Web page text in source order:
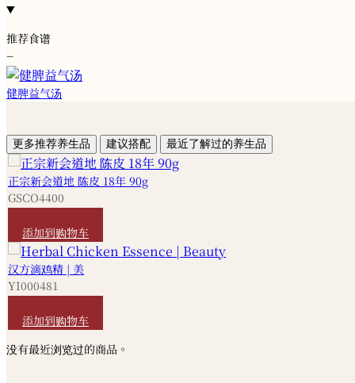
推荐食谱
−
健脾益气汤
更多推荐养生品 建议搭配 最近了解过的养生品
正宗新会道地 陈皮 18年 90g
GSCO4400
添加到购物车
汉方滴鸡精 | 美
YI000481
添加到购物车
没有最近浏览过的商品。